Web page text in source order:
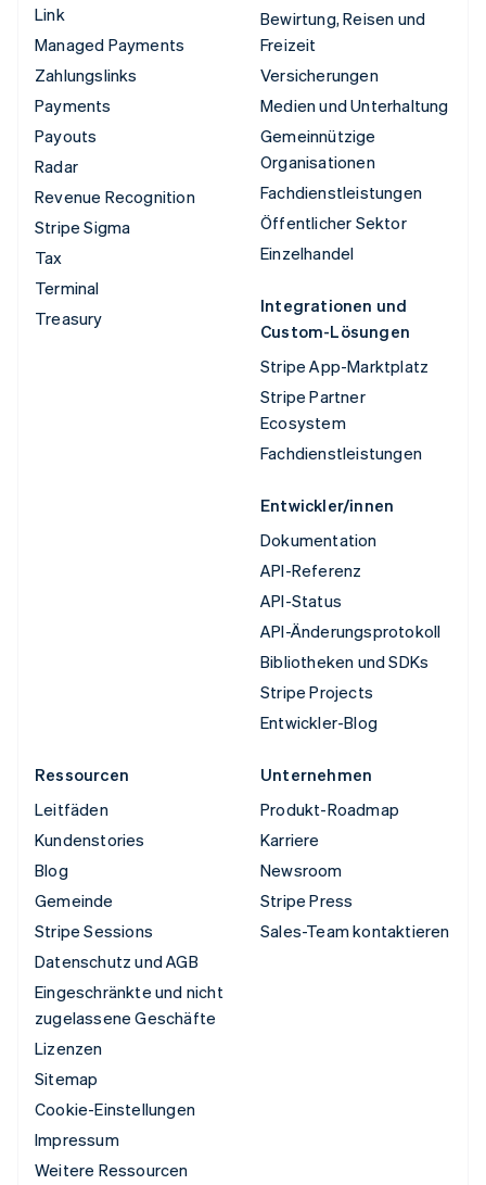
Link
Managed Payments
Zahlungslinks
Payments
Payouts
Radar
Revenue Recognition
Stripe Sigma
Tax
Terminal
Treasury
Bewirtung, Reisen und
Freizeit
Versicherungen
Medien und Unterhaltung
Gemeinnützige
Organisationen
Fachdienstleistungen
Öffentlicher Sektor
Einzelhandel
Integrationen und
Custom-Lösungen
Stripe App-Marktplatz
Stripe Partner
Ecosystem
Fachdienstleistungen
Entwickler/innen
Dokumentation
API-Referenz
API-Status
API-Änderungsprotokoll
Bibliotheken und SDKs
Stripe Projects
Entwickler-Blog
Ressourcen
Leitfäden
Kundenstories
Blog
Gemeinde
Stripe Sessions
Datenschutz und AGB
Eingeschränkte und nicht
zugelassene Geschäfte
Lizenzen
Sitemap
Cookie-Einstellungen
Impressum
Weitere Ressourcen
Unternehmen
Produkt-Roadmap
Karriere
Newsroom
Stripe Press
Sales-Team kontaktieren